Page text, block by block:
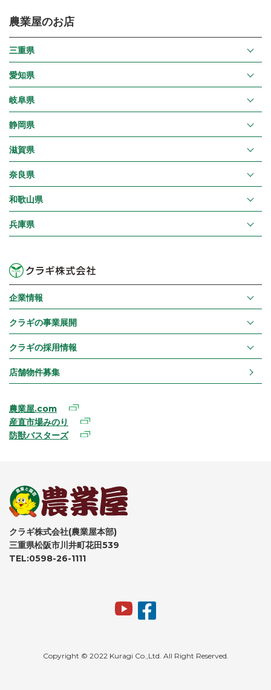
農業屋のお店
三重県
愛知県
岐阜県
静岡県
滋賀県
奈良県
和歌山県
兵庫県
企業情報
クラギの事業展開
クラギの採用情報
店舗物件募集
農業屋.com
産直市場みのり
防獣バスターズ
クラギ株式会社(農業屋本部)
三重県松阪市川井町花田539
TEL:0598-26-1111
Copyright © 2022 Kuragi Co.,Ltd. All Right Reserved.